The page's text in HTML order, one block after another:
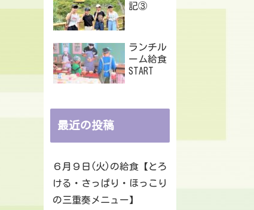
記③
ランチル
ーム給食
START
最近の投稿
６月９日(火)の給食【とろ
ける・さっぱり・ほっこり
の三重奏メニュー】